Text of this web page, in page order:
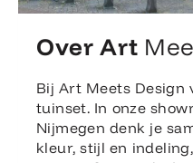
Over Art
Bij Art Meets Design
tuinset. In onze
Nijmegen denk je
kleur, stijl en